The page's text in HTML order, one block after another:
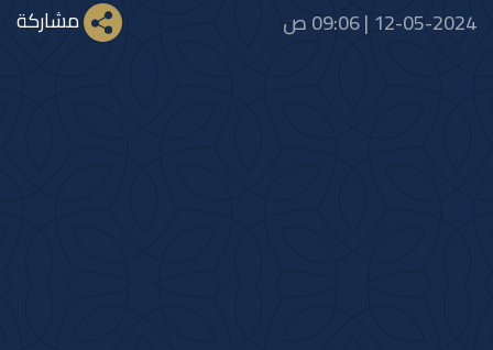
12-05-2024 | 09:06 ص